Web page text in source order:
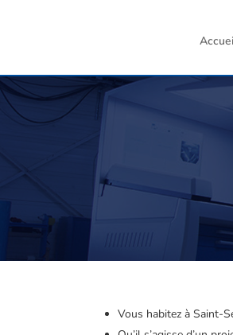
Vous habitez à Saint-